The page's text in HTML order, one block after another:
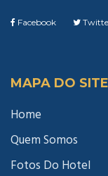
Facebook
MAPA DO SITE
Home
Quem Somos
Fotos Do Hotel